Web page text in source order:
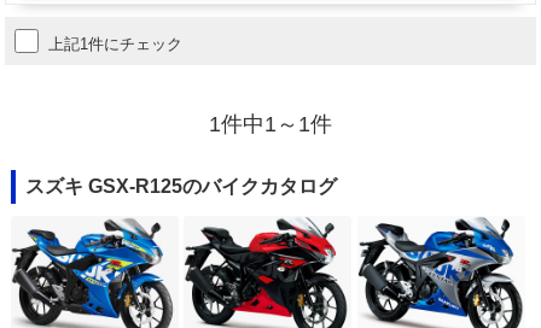
上記1件にチェック
1件中1～1件
スズキ GSX-R125のバイクカタログ